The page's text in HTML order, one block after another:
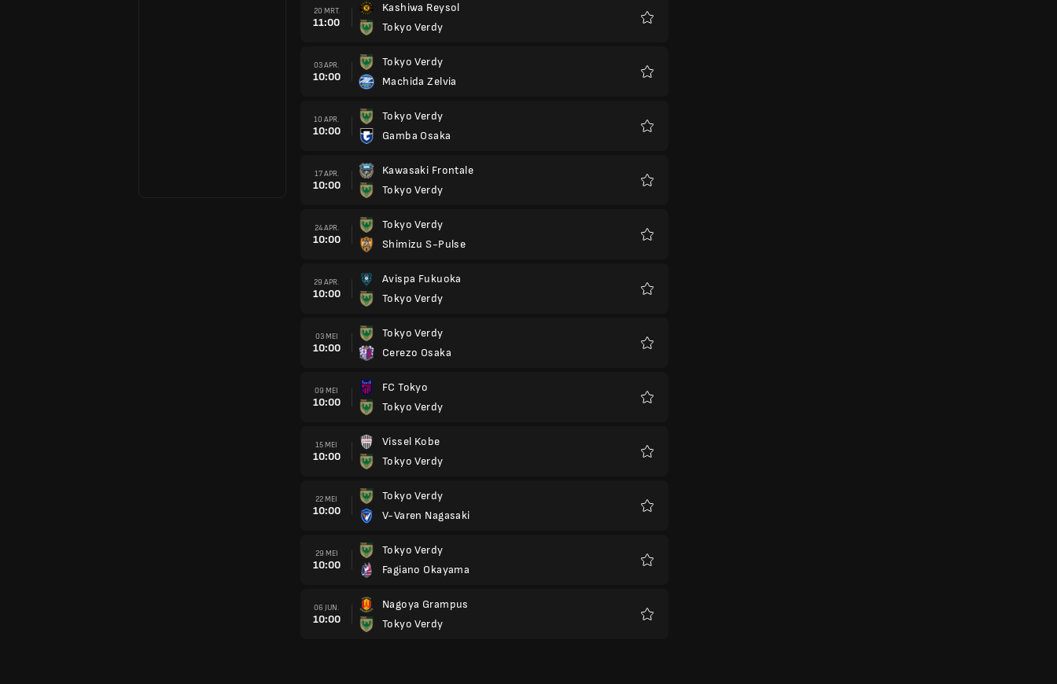
20 MRT.
11:00
Kashiwa Reysol
Tokyo Verdy
03 APR.
10:00
Tokyo Verdy
Machida Zelvia
10 APR.
10:00
Tokyo Verdy
Gamba Osaka
17 APR.
10:00
Kawasaki Frontale
Tokyo Verdy
24 APR.
10:00
Tokyo Verdy
Shimizu S-Pulse
29 APR.
10:00
Avispa Fukuoka
Tokyo Verdy
03 MEI
10:00
Tokyo Verdy
Cerezo Osaka
09 MEI
10:00
FC Tokyo
Tokyo Verdy
15 MEI
10:00
Vissel Kobe
Tokyo Verdy
22 MEI
10:00
Tokyo Verdy
V-Varen Nagasaki
29 MEI
10:00
Tokyo Verdy
Fagiano Okayama
06 JUN.
10:00
Nagoya Grampus
Tokyo Verdy